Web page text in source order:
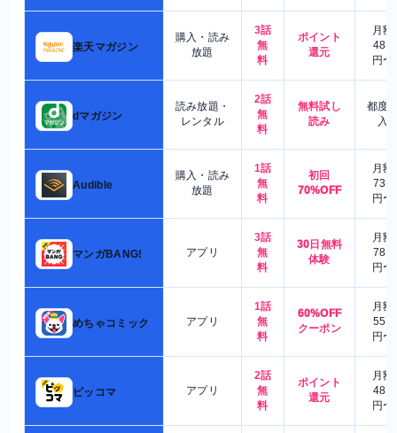
楽天マガジン
購入・読み
放題
3話
無
料
ポイント
還元
月額
480
円〜
dマガジン
読み放題・
レンタル
2話
無
料
無料試し
読み
都度
入
Audible
購入・読み
放題
1話
無
料
初回
70%OFF
月額
730
円〜
マンガBANG! アプリ
3話
無
料
30日無料
体験
月額
780
円〜
めちゃコミック アプリ
1話
無
料
60%OFF
クーポン
月額
550
円〜
ピッコマ アプリ
2話
無
料
ポイント
還元
月額
480
円〜